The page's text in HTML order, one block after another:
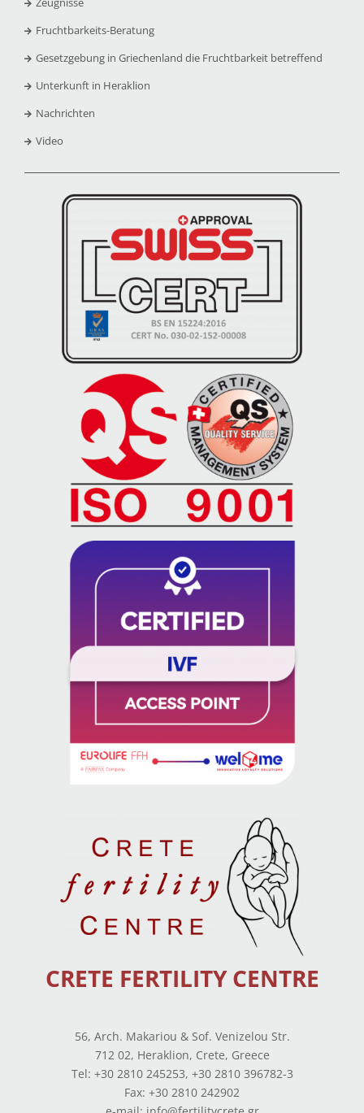
Fruchtbarkeits-Beratung
Gesetzgebung in Griechenland die Fruchtbarkeit betreffend
Unterkunft in Heraklion
Nachrichten
Video
CRETE FERTILITY CENTRE
56, Arch. Makariou & Sof. Venizelou Str.
712 02, Heraklion, Crete, Greece
Tel: +30 2810 245253, +30 2810 396782-3
Fax: +30 2810 242902